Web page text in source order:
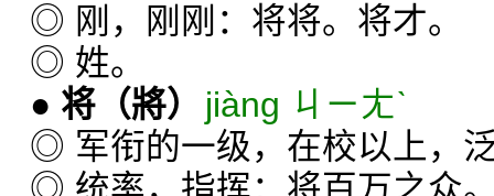
◎ 刚，刚刚：将将。将才。
◎ 姓。
● 将 （將）
jiàng ㄐㄧㄤˋ
◎ 军衔的一级，在校以上，